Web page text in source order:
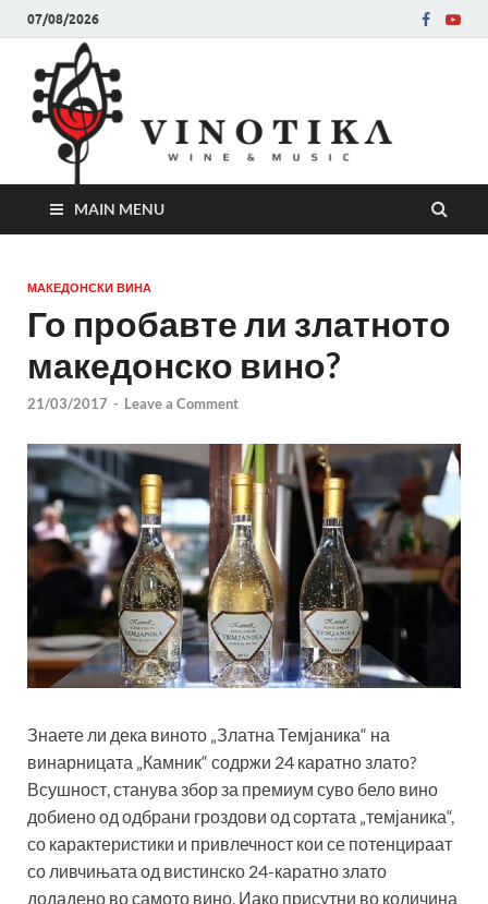
07/08/2026
MAIN MENU
МАКЕДОНСКИ ВИНА
Го пробавте ли златното
македонско вино?
21/03/2017 - Leave a Comment
Знаете ли дека виното „Златна Темјаника“ на
винарницата „Камник“ содржи 24 каратно злато?
Всушност, станува збор за премиум суво бело вино
добиено од одбрани гроздови од сортата „темјаника“,
со карактеристики и привлечност кои се потенцираат
со ливчињата од вистинско 24-каратно злато
додадено во самото вино. Иако присутни во количина